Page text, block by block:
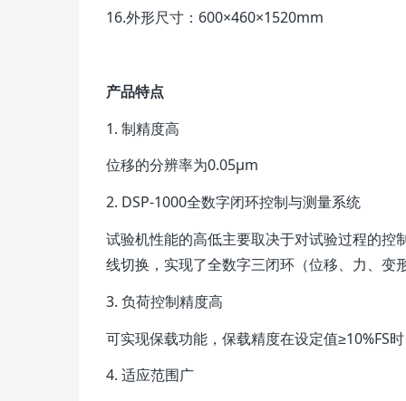
16.外形尺寸：600×460×1520mm
产品特点
1. 制精度高
位移的分辨率为0.05µm
2. DSP-1000全数字闭环控制与测量系统
试验机性能的高低主要取决于对试验过程的控
线切换，实现了全数字三闭环（位移、力、
3. 负荷控制精度高
可实现保载功能，保载精度在设定值≥10%FS
4. 适应范围广